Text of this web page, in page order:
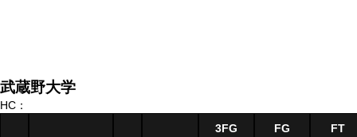
武蔵野大学
HC：
3FG FG FT